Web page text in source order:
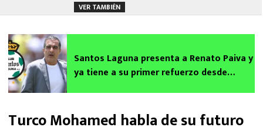
VER TAMBIÉN
Santos Laguna presenta a Renato Paiva y
ya tiene a su primer refuerzo desde
Turco Mohamed habla de su futuro